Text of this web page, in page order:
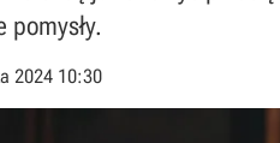
pomysły.
2024 10:30